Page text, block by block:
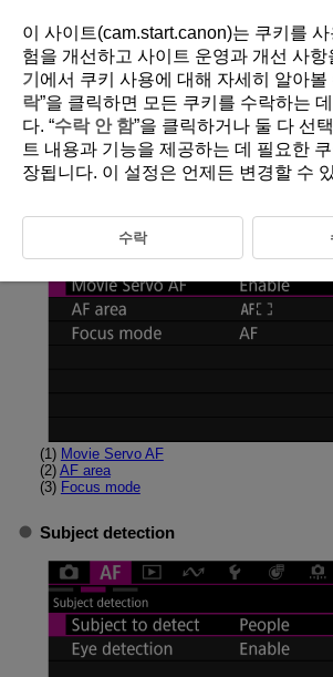
D292-095
Tab Menus: AF (Movie
(1) Movie Servo AF
(2) AF area
(3) Focus mode
Subject detection
이 사이트(cam.start.canon)는 쿠키를
험을 개선하고 사이트 운영과 개선 사항
기 에서 쿠키 사용에 대해 자세히 알아볼
락”을 클릭하면 모든 쿠키를 수락하는
다. “수락 안 함”을 클릭하거나 둘 다 선
트 내용과 기능을 제공하는 데 필요한
장됩니다. 이 설정은 언제든 변경할 수
수락